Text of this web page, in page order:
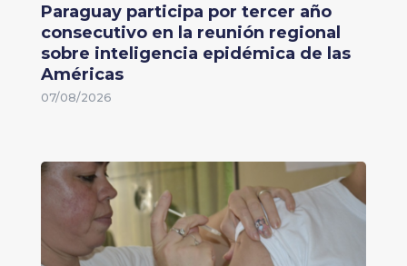
Paraguay participa por tercer año
consecutivo en la reunión regional
sobre inteligencia epidémica de las
Américas
07/08/2026